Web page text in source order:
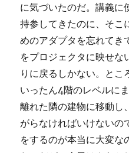
に気づいたのだ。講義に
持参してきたのに、そ
めのアダプタを忘れてき
をプロジェクタに映せな
りに戻るしかない。とこ
いったん4階のレベルに
離れた隣の建物に移動し
がらなければいけないの
をするのが本当に大変な